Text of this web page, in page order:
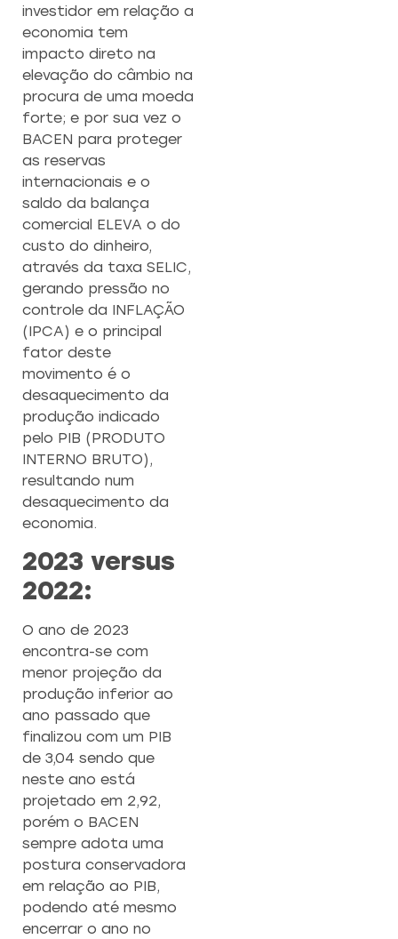
investidor em relação a
economia tem
impacto direto na
elevação do câmbio na
procura de uma moeda
forte; e por sua vez o
BACEN para proteger
as reservas
internacionais e o
saldo da balança
comercial ELEVA o do
custo do dinheiro,
através da taxa SELIC,
gerando pressão no
controle da INFLAÇÃO
(IPCA) e o principal
fator deste
movimento é o
desaquecimento da
produção indicado
pelo PIB (PRODUTO
INTERNO BRUTO),
resultando num
desaquecimento da
economia.
2023 versus
2022:
O ano de 2023
encontra-se com
menor projeção da
produção inferior ao
ano passado que
finalizou com um PIB
de 3,04 sendo que
neste ano está
projetado em 2,92,
porém o BACEN
sempre adota uma
postura conservadora
em relação ao PIB,
podendo até mesmo
encerrar o ano no